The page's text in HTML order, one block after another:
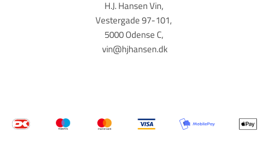
H.J. Hansen Vin,
Vestergade 97-101,
5000 Odense C,
vin@hjhansen.dk